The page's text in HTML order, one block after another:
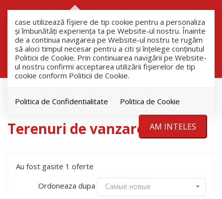
case utilizează fişiere de tip cookie pentru a personaliza
și îmbunătăți experiența ta pe Website-ul nostru. Înainte
de a continua navigarea pe Website-ul nostru te rugăm
să aloci timpul necesar pentru a citi și înțelege conținutul
Politicii de Cookie. Prin continuarea navigării pe Website-
ul nostru confirmi acceptarea utilizării fişierelor de tip
cookie conform Politicii de Cookie.
Politica de Confidentialitate Politica de Cookie
AM INTELES
Filtreaza
Участки
Terenuri de vanzare
Au fost gasite 1 oferte
Ordoneaza dupa
Самые новые